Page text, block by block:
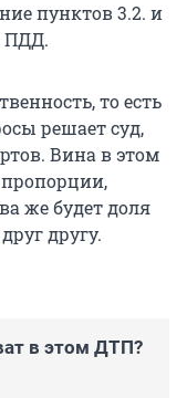
пунктов 3.2. и
ПДД.
то есть
решает суд,
Вина в этом
пропорции,
же будет доля
другу.
в этом ДТП?